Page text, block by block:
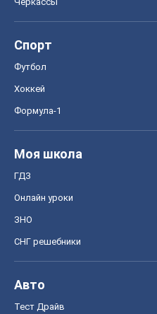
Спорт
Футбол
Хоккей
Формула-1
Моя школа
ГДЗ
Онлайн уроки
ЗНО
СНГ решебники
Авто
Тест Драйв